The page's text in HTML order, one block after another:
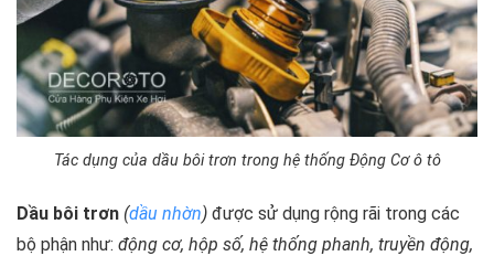
Tác dụng của dầu bôi trơn trong hệ thống Động Cơ ô tô
Dầu bôi trơn (dầu nhờn) được sử dụng rộng rãi trong các
bộ phận như: động cơ, hộp số, hệ thống phanh, truyền động,